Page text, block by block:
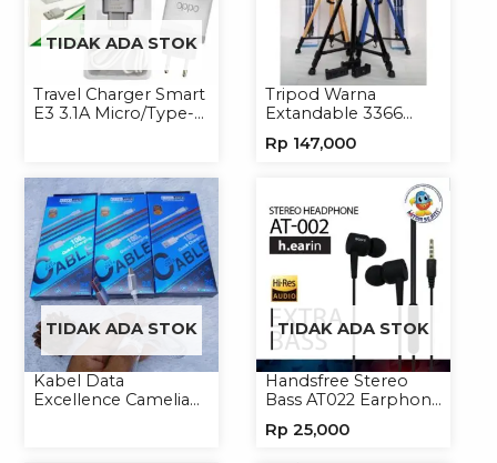
TIDAK ADA STOK
Travel Charger Smart
E3 3.1A Micro/Type-C
Tripod Warna
Extandable 3366
Kamera
Rp 147,000
TIDAK ADA STOK
Kabel Data
Excellence Camelia
TIDAK ADA STOK
Handsfree Stereo
Bass AT022 Earphone
Rp 25,000